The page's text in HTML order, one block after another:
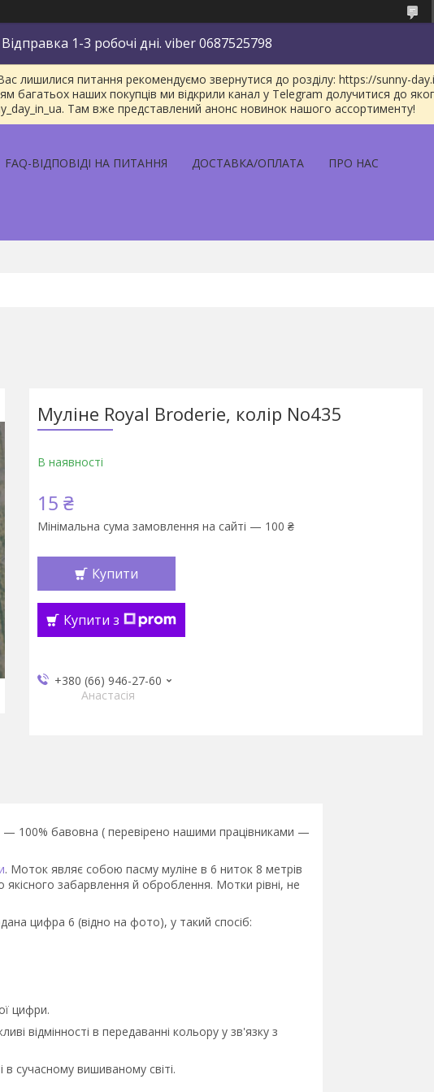
Відправка 1-3 робочі дні. viber 0687525798
лишилися питання рекомендуємо звернутися до розділу: https://sunny-
багатьох наших покупців ми відкрили канал у Telegram долучитися до
Там вже представлений анонс новинок нашого ассортименту!
FAQ-ВІДПОВІДІ НА ПИТАННЯ ДОСТАВКА/ОПЛАТА ПРО НАС
Муліне Royal Broderie, колір No435
В наявності
15 ₴
Мінімальна сума замовлення на сайті — 100 ₴
Купити
Купити з
+380 (66) 946-27-60
Анастасія
— 100% бавовна ( перевірено нашими працівниками —
. Моток являє собою пасму муліне в 6 ниток 8 метрів
забарвлення й оброблення. Мотки рівні, не
цифра 6 (відно на фото), у такий спосіб:
цифри.
відмінності в передаванні кольору у зв'язку з
сучасному вишиваному світі.